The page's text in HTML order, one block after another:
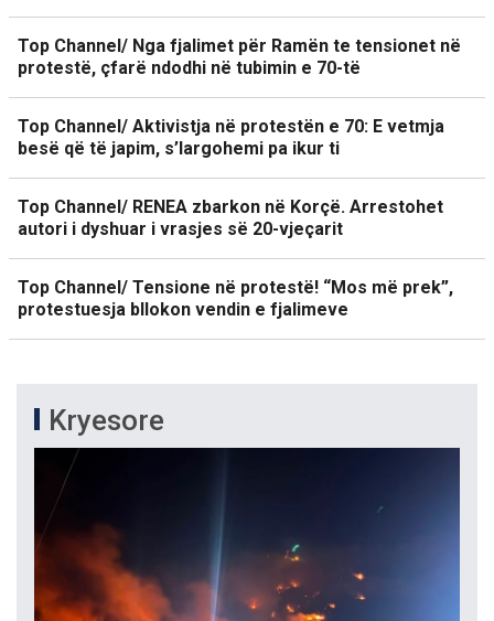
Top Channel/ Nga fjalimet për Ramën te tensionet në
protestë, çfarë ndodhi në tubimin e 70-të
Top Channel/ Aktivistja në protestën e 70: E vetmja
besë që të japim, s’largohemi pa ikur ti
Top Channel/ RENEA zbarkon në Korçë. Arrestohet
autori i dyshuar i vrasjes së 20-vjeçarit
Top Channel/ Tensione në protestë! “Mos më prek”,
protestuesja bllokon vendin e fjalimeve
Kryesore